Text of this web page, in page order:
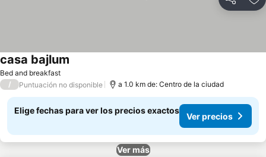
Compartir
Bed and breakfast
casa bajlum
/ Puntuación no disponible a 1.0 km de: Centro de la ciudad
Elige fechas para ver los precios exactos
Ver precios
Ver más